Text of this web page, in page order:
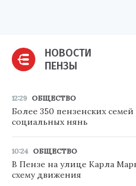
НОВОСТИ
ПЕНЗЫ
12:29 ОБЩЕСТВО
Более 350 пензенских
социальных нянь
10:24 ОБЩЕСТВО
В Пензе на улице Карла
схему движения